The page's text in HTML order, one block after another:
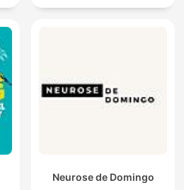
Neurose de Domingo